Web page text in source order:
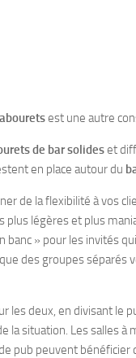
est une autre
de bar solideset
en place autour du
de la flexibilité à vos
légères et plus
banc » pour les invités
des groupes séparés
les deux, en divisant le
la situation. Les salles à
pub peuvent bénéficier